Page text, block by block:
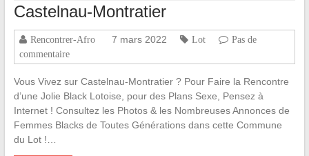
Castelnau-Montratier
Rencontrer-Afro 7 mars 2022 Lot
Pas de
commentaire
Vous Vivez sur Castelnau-Montratier ? Pour Faire la Rencontre
d’une Jolie Black Lotoise, pour des Plans Sexe, Pensez à
Internet ! Consultez les Photos & les Nombreuses Annonces de
Femmes Blacks de Toutes Générations dans cette Commune
du Lot !…